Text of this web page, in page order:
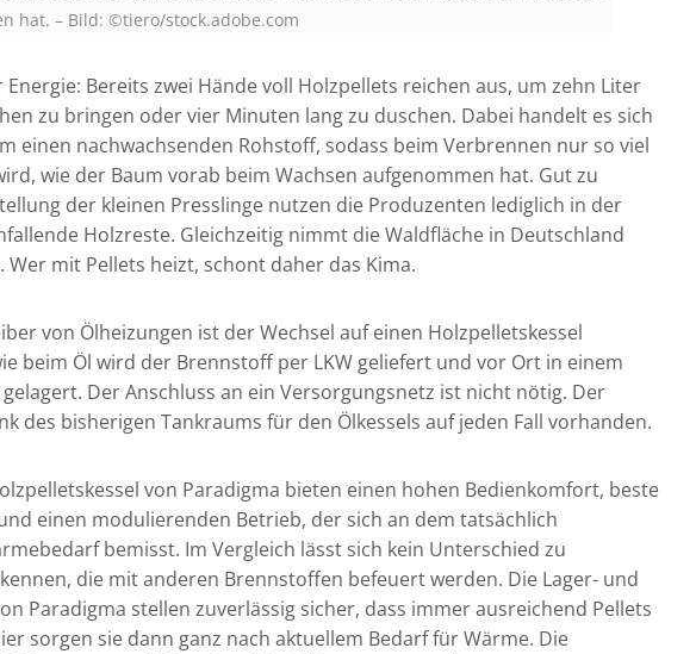
hat. – Bild: ©tiero/stock.adobe.com
Bereits zwei Hände voll Holzpellets reichen aus, um zehn Liter
zu bringen oder vier Minuten lang zu duschen. Dabei handelt es sich
einen nachwachsenden Rohstoff, sodass beim Verbrennen nur so viel
wie der Baum vorab beim Wachsen aufgenommen hat. Gut zu
der kleinen Presslinge nutzen die Produzenten lediglich in der
Holzreste. Gleichzeitig nimmt die Waldfläche in Deutschland
mit Pellets heizt, schont daher das Kima.
von Ölheizungen ist der Wechsel auf einen Holzpelletskessel
beim Öl wird der Brennstoff per LKW geliefert und vor Ort in einem
Der Anschluss an ein Versorgungsnetz ist nicht nötig. Der
des bisherigen Tankraums für den Ölkessels auf jeden Fall vorhanden.
von Paradigma bieten einen hohen Bedienkomfort, beste
einen modulierenden Betrieb, der sich an dem tatsächlich
bemisst. Im Vergleich lässt sich kein Unterschied zu
die mit anderen Brennstoffen befeuert werden. Die Lager- und
Paradigma stellen zuverlässig sicher, dass immer ausreichend Pellets
sorgen sie dann ganz nach aktuellem Bedarf für Wärme. Die